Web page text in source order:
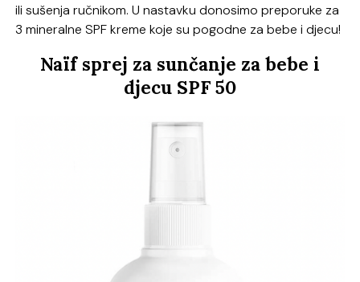
ili sušenja ručnikom. U nastavku donosimo preporuke za
3 mineralne SPF kreme koje su pogodne za bebe i djecu!
Naïf sprej za sunčanje za bebe i
djecu SPF 50